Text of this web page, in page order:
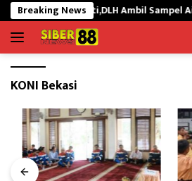
Langsung
ke
konten
Breaking News
Ikan Mati,DLH Ambil Sampel Air Kali
KONI Bekasi